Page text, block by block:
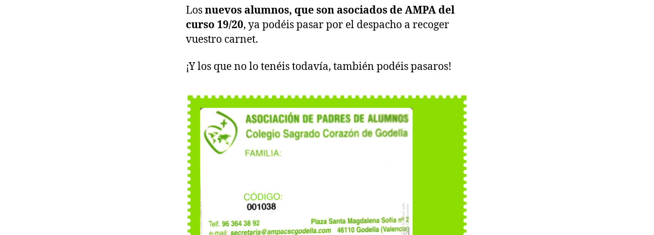
Losnuevos alumnos, que son asociados de AMPA del
curso 19/20, ya podéis pasar por el despacho a recoger
vuestro carnet.
¡Y los que no lo tenéis todavía, también podéis pasaros!